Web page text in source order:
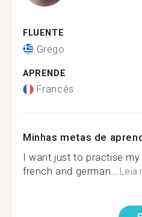
FLUENTE
Grego
APRENDE
Francês
Minhas metas de
I want just to practise my
french and german...Leia